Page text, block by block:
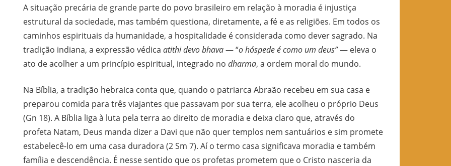
A situação precária de grande parte do povo brasileiro em relação à moradia é injustiça
estrutural da sociedade, mas também questiona, diretamente, a fé e as religiões. Em todos os
caminhos espirituais da humanidade, a hospitalidade é considerada como dever sagrado. Na
tradição indiana, a expressão védicaatithi devo bhava— “o hóspede é como um deus”— eleva o
ato de acolher a um princípio espiritual, integrado nodharma, a ordem moral do mundo.
Na Bíblia, a tradição hebraica conta que, quando o patriarca Abraão recebeu em sua casa e
preparou comida para três viajantes que passavam por sua terra, ele acolheu o próprio Deus
(Gn 18). A Bíblia liga à luta pela terra ao direito de moradia e deixa claro que, através do
profeta Natam, Deus manda dizer a Davi que não quer templos nem santuários e sim promete
estabelecê-lo em uma casa duradora (2 Sm 7). Aí o termo casa significava moradia e também
família e descendência. É nesse sentido que os profetas prometem que o Cristo nasceria da